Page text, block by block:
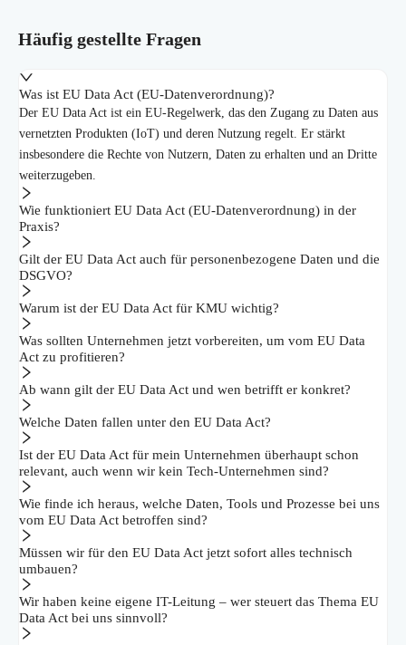
Häufig gestellte Fragen
Was ist EU Data Act (EU-Datenverordnung)?
Der EU Data Act ist ein EU-Regelwerk, das den Zugang zu Daten aus
vernetzten Produkten (IoT) und deren Nutzung regelt. Er stärkt
insbesondere die Rechte von Nutzern, Daten zu erhalten und an Dritte
weiterzugeben.
Wie funktioniert EU Data Act (EU-Datenverordnung) in der
Praxis?
Gilt der EU Data Act auch für personenbezogene Daten und die
DSGVO?
Warum ist der EU Data Act für KMU wichtig?
Was sollten Unternehmen jetzt vorbereiten, um vom EU Data
Act zu profitieren?
Ab wann gilt der EU Data Act und wen betrifft er konkret?
Welche Daten fallen unter den EU Data Act?
Ist der EU Data Act für mein Unternehmen überhaupt schon
relevant, auch wenn wir kein Tech-Unternehmen sind?
Wie finde ich heraus, welche Daten, Tools und Prozesse bei uns
vom EU Data Act betroffen sind?
Müssen wir für den EU Data Act jetzt sofort alles technisch
umbauen?
Wir haben keine eigene IT-Leitung – wer steuert das Thema EU
Data Act bei uns sinnvoll?